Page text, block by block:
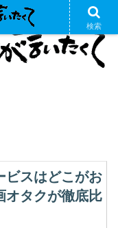
ビスはどこがお
オタクが徹底比
検索